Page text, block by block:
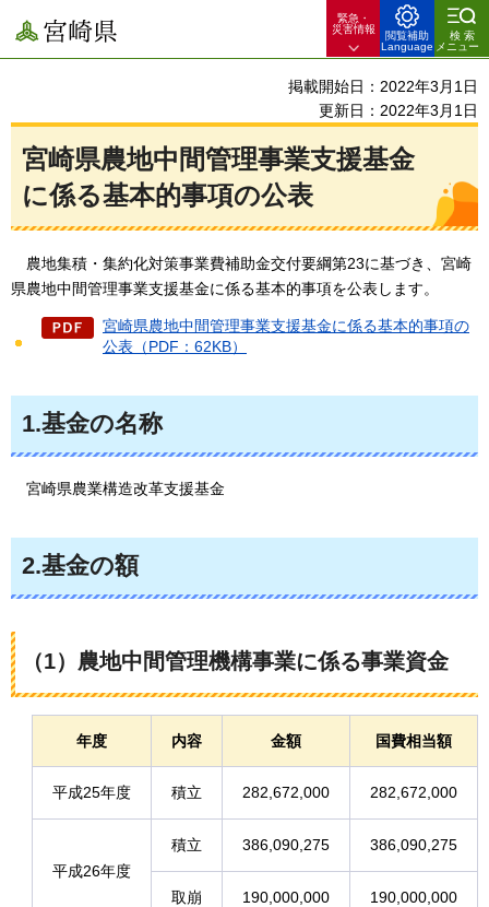
宮崎県
緊急・
災害情報
閲覧補助
Language
検索
メニュー
掲載開始日：2022年3月1日
更新日：2022年3月1日
宮崎県農地中間管理事業支援基金
に係る基本的事項の公表
農地集積・集約化対策事業費補助金交付要綱第23に基づき、宮崎
県農地中間管理事業支援基金に係る基本的事項を公表します。
宮崎県農地中間管理事業支援基金に係る基本的事項の
公表（PDF：62KB）
1.基金の名称
宮崎県農業構造改革支援基金
2.基金の額
（1）農地中間管理機構事業に係る事業資金
年度 内容 金額 国費相当額
平成25年度 積立 282,672,000 282,672,000
平成26年度
積立 386,090,275 386,090,275
取崩 190,000,000 190,000,000